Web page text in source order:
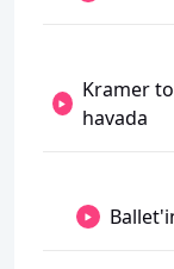
Kramer
havada